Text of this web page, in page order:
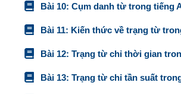
Bài 10: Cụm danh từ trong tiếng
Bài 11: Kiến thức về trạng từ
Bài 12: Trạng từ chỉ thời gian
Bài 13: Trạng từ chỉ tần suất